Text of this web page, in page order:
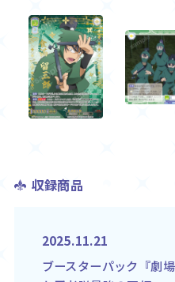
収録商品
2025.11.21
ブースターパック『劇